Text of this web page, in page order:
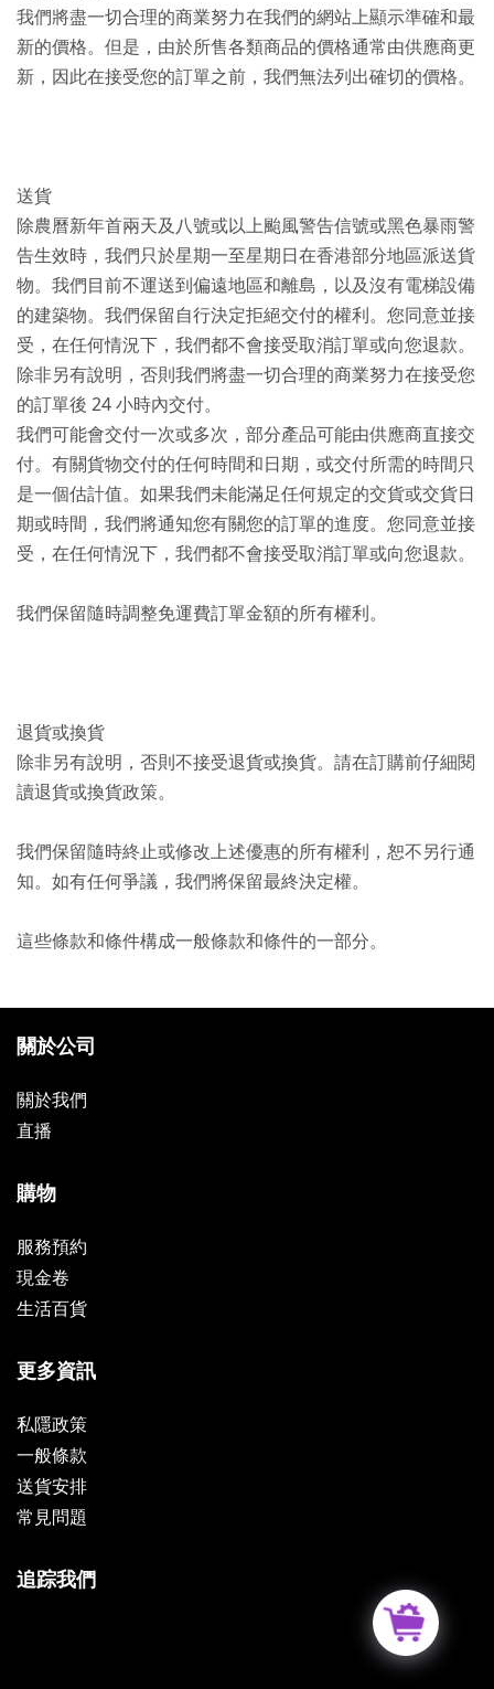
我們將盡一切合理的商業努力在我們的網站上顯示準確和最
新的價格。但是，由於所售各類商品的價格通常由供應商更
新，因此在接受您的訂單之前，我們無法列出確切的價格。
送貨
除農曆新年首兩天及八號或以上颱風警告信號或黑色暴雨警
告生效時，我們只於星期一至星期日在香港部分地區派送貨
物。我們目前不運送到偏遠地區和離島，以及沒有電梯設備
的建築物。我們保留自行決定拒絕交付的權利。您同意並接
受，在任何情況下，我們都不會接受取消訂單或向您退款。
除非另有說明，否則我們將盡一切合理的商業努力在接受您
的訂單後 24 小時內交付。
我們可能會交付一次或多次，部分產品可能由供應商直接交
付。有關貨物交付的任何時間和日期，或交付所需的時間只
是一個估計值。如果我們未能滿足任何規定的交貨或交貨日
期或時間，我們將通知您有關您的訂單的進度。您同意並接
受，在任何情況下，我們都不會接受取消訂單或向您退款。
我們保留隨時調整免運費訂單金額的所有權利。
退貨或換貨
除非另有說明，否則不接受退貨或換貨。請在訂購前仔細閱
讀退貨或換貨政策。
我們保留隨時終止或修改上述優惠的所有權利，恕不另行通
知。如有任何爭議，我們將保留最終決定權。
這些條款和條件構成一般條款和條件的一部分。
關於公司
關於我們
直播
購物
服務預約
現金卷
生活百貨
更多資訊
私隱政策
一般條款
送貨安排
常見問題
追踪我們